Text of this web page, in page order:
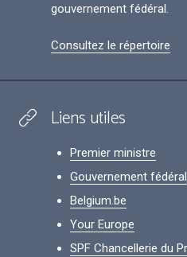
gouvernement fédéral.
Consultez le répertoire
Liens utiles
Premier ministre
Gouvernement fédéral
Belgium.be
Your Europe
SPF Chancellerie du